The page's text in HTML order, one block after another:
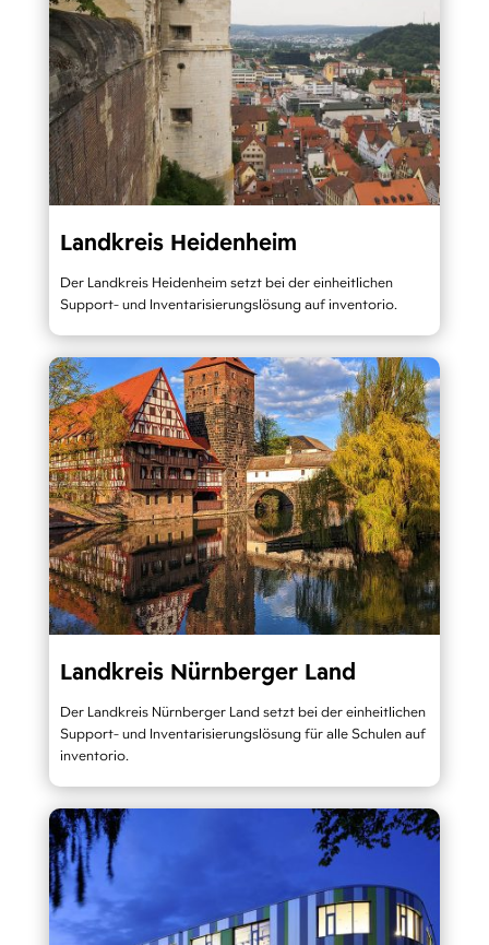
Landkreis Heidenheim
Der Landkreis Heidenheim setzt bei der einheitlichen
Support- und Inventarisierungslösung auf inventorio.
Landkreis Nürnberger Land
Der Landkreis Nürnberger Land setzt bei der einheitlichen
Support- und Inventarisierungslösung für alle Schulen auf
inventorio.